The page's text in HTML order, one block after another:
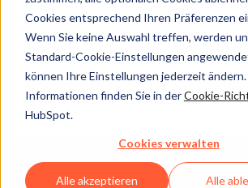
Cookies entsprechend Ihren Präferenzen
Wenn Sie keine Auswahl treffen, werden
Standard-Cookie-Einstellungen
können Ihre Einstellungen jederzeit
Informationen finden Sie in derCookie-
HubSpot.
Cookies verwalten
Alle akzeptieren Alle
KI-gestützte Marketing-Tools
Ihnen helfen, Besuchende mit
anzuziehen, zu konvertieren
Demo anfordernder
HubSpot